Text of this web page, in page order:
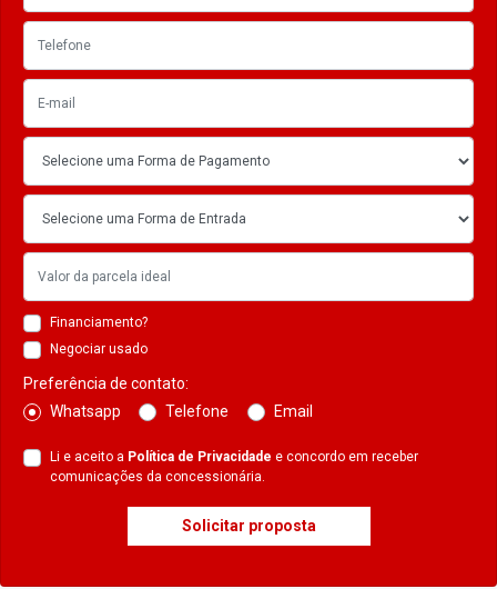
Financiamento?
Negociar usado
Preferência de contato:
Whatsapp
Telefone Email
Li e aceito a Política de Privacidade e concordo em receber
comunicações da concessionária.
Solicitar proposta